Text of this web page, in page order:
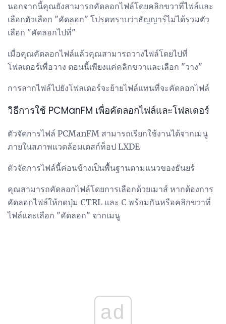
นอกจากนี้คุณยังสามารถคัดลอกไฟล์โดยคลิกขวาที่ไฟล์และ
เลือกตัวเลือก "คัดลอก" โปรดทราบว่าธัญญาร์ไม่ได้รวมตัว
เลือก "คัดลอกไปที่"
เมื่อคุณคัดลอกไฟล์แล้วคุณสามารถวางไฟล์โดยไปที่
โฟลเดอร์เพื่อวาง ตอนนี้เพียงแค่คลิกขวาและเลือก "วาง"
การลากไฟล์ไปยังโฟลเดอร์จะย้ายไฟล์แทนที่จะคัดลอกไฟล์
วิธีการใช้ PCManFM เพื่อคัดลอกไฟล์และโฟลเดอร์
ตัวจัดการไฟล์ PCManFM สามารถเรียกใช้งานได้จากเมนู
ภายในสภาพแวดล้อมเดสก์ท็อป LXDE
ตัวจัดการไฟล์นี้ค่อนข้างเป็นพื้นฐานตามแนวของธันยร์
คุณสามารถคัดลอกไฟล์โดยการเลือกด้วยเมาส์ หากต้องการ
คัดลอกไฟล์ให้กดปุ่ม CTRL และ C พร้อมกันหรือคลิกขวาที่
ไฟล์และเลือก "คัดลอก" จากเมนู
ad